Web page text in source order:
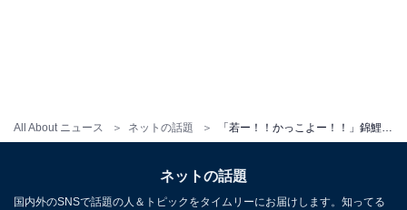
All About ニュース ネットの話題
ネットの話題
国内外のSNSで話題の人＆トピックをタイムリーにお届けします。知ってる